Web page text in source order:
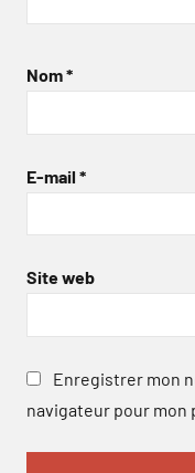
Nom*
E-mail *
Site web
Enregistrer mon
navigateur pour mon